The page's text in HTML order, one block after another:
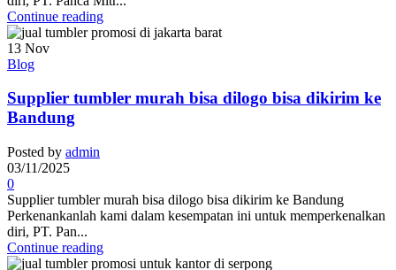
Continue reading
13 Nov
Blog
Supplier tumbler murah bisa dilogo bisa dikirim ke
Bandung
Posted by admin
03/11/2025
0
Supplier tumbler murah bisa dilogo bisa dikirim ke Bandung
Perkenankanlah kami dalam kesempatan ini untuk memperkenalkan
diri, PT. Pan...
Continue reading